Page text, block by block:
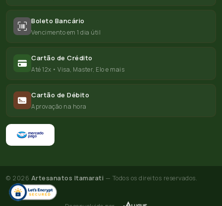
Boleto Bancário
Vencimento em 1 dia útil
Cartão de Crédito
Até 12x • Visa, Master, Elo e mais
Cartão de Débito
Aprovação na hora
© 2026 Artesanatos Itamarati — Todos os direitos reservados.